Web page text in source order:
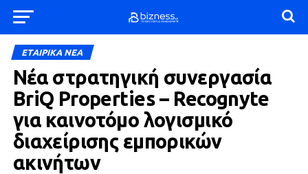
ΕΤΑΙΡΙΚΑ ΝΕΑ
Νέα στρατηγική συνεργασία
BriQ Properties – Recognyte
για καινοτόμο λογισμικό
διαχείρισης εμπορικών
ακινήτων